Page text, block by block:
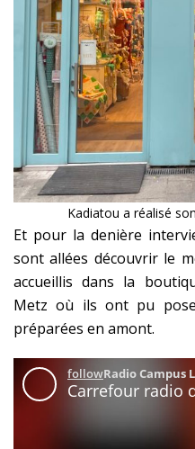
Kadiatou a réalisé
Et pour la denière
sont allées découvrir le
accueillis dans la
Metz où ils ont pu
préparées en amont.